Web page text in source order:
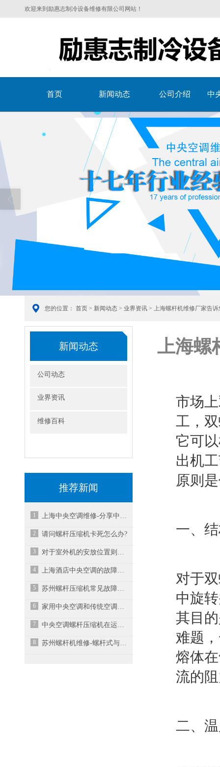
欢迎来到励惠志制冷设备维修有限公司网站！
首页 新闻动态 公司介绍 中
您的位置： 首页 > 新闻动态 > 业界资讯 > 上海螺杆机维修厂家告
新闻动态
公司动态
业界资讯
维修百科
推荐新闻
1 上海中央空调维修-分享中央空调不制冷的常见原
2 请问螺杆压缩机卡死怎么办?
3 对于室外机的安放位置则显得尤为重要
4 上海酒店中央空调的故障怎么维修？
5 苏州螺杆压缩机常见故障与处理方法
6 家用中央空调和传统空调产品如何选择？
7 中央空调螺杆压缩机在运转中突然停机
8 苏州螺杆机维修-螺杆式与离心式冷水机组有什么
上海螺
市场
工，
它可
出机
原则
一、
对于
中旋
其目
难题
熔体
流的
二、